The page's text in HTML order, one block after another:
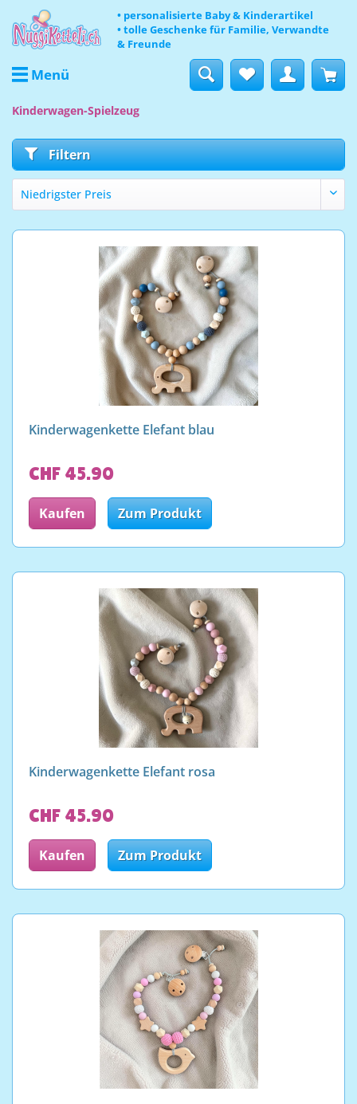
• personalisierte Baby & Kinderartikel
• tolle Geschenke für Familie, Verwandte
& Freunde
Menü
Kinderwagen-Spielzeug
Filtern
Kinderwagenkette Elefant blau
CHF 45.90
Kaufen Zum Produkt
Kinderwagenkette Elefant rosa
CHF 45.90
Kaufen Zum Produkt